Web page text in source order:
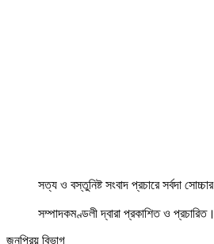
সত্য ও বস্তুনিষ্ট সংবাদ প্রচারে সর্বদা সোচ্চার
সম্পাদকমণ্ডলী দ্বারা প্রকাশিত ও প্রচারিত।
জনপ্রিয় বিভাগ